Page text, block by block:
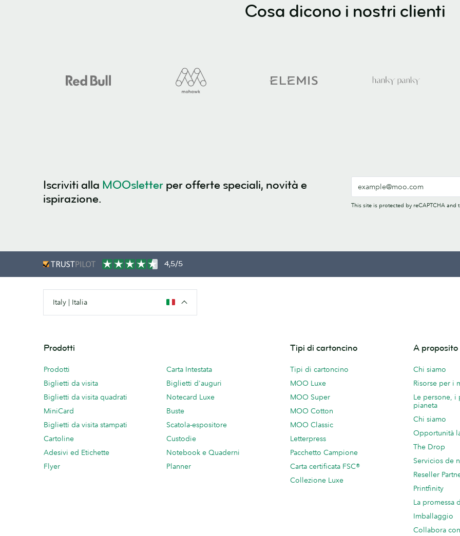
Cosa dicono i nostri clienti
Iscriviti alla MOOsletter per offerte speciali, novità e
ispirazione.
This site is protected by reCAPTCHA
4,5/5
Italy | Italia
Prodotti
Prodotti
Biglietti da visita
Biglietti da visita quadrati
MiniCard
Biglietti da visita stampati
Cartoline
Adesivi ed Etichette
Flyer
Carta Intestata
Biglietti d'auguri
Notecard Luxe
Buste
Scatola-espositore
Custodie
Notebook e Quaderni
Planner
Tipi di cartoncino
Tipi di cartoncino
MOO Luxe
MOO Super
MOO Cotton
MOO Classic
Letterpress
Pacchetto Campione
Carta certificata FSC®
Collezione Luxe
A
Chi siamo
Risorse per i
Le persone,
pianeta
Chi siamo
Opportunità
The Drop
Servicios de
Reseller
Printfinity
La promessa
Imballaggio
Collabora